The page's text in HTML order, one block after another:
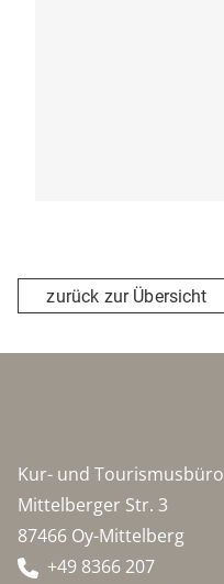
zurück zur Übersicht
Kur- und Tourismusbüro
Mittelberger Str. 3
87466 Oy-Mittelberg
+49 8366 207